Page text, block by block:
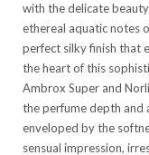
with the delicate
ethereal aquatic notes
perfect silky finish that
the heart of this
Ambrox Super and
the perfume depth and
enveloped by the
sensual impression,